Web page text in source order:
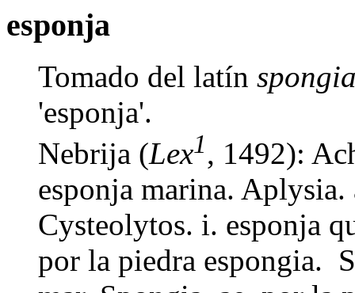
esponja
Tomado del latín
'esponja'.
Nebrija (Lex1, 1492):
esponja marina. Aplysia.
Cysteolytos. i. esponja
por la piedra espongia.